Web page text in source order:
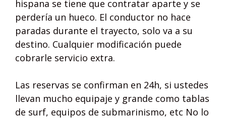
hispana se tiene que contratar aparte y se
perdería un hueco. El conductor no hace
paradas durante el trayecto, solo va a su
destino. Cualquier modificación puede
cobrarle servicio extra.
Las reservas se confirman en 24h, si ustedes
llevan mucho equipaje y grande como tablas
de surf, equipos de submarinismo, etc No lo